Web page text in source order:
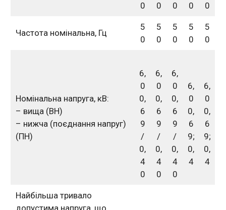
0
0
0
0
0
Частота номінальна, Гц
5
0
5
0
5
0
5
0
5
0
Номінальна напруга, кВ:
– вища (ВН)
– нижча (поєднання напруг)
(ПН)
6,
0
0,
6
9
/
0,
4
0
6,
0
0,
6
9
/
0,
4
0
6,
0
0,
6
9
/
0,
4
0
6,
0
0,
6
9;
0,
4
6,
0
0,
6
9;
0,
4
Найбільша тривало